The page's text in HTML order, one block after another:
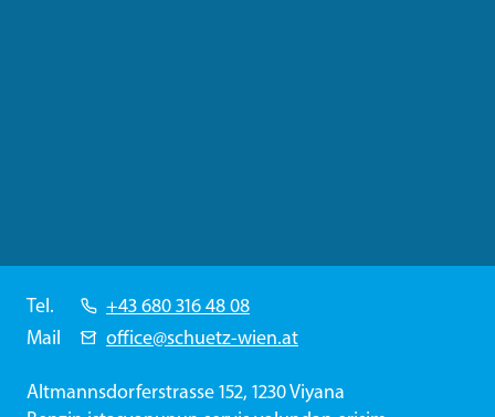
Tel.
+43 680 316 48 08
Mail
office@schuetz-wien.at
Altmannsdorferstrasse 152, 1230 Viyana